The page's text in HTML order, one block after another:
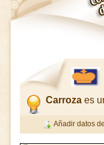
Carroza es
Añadir datos